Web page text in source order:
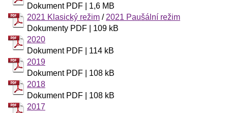
Dokument PDF | 1,6 MB
2021 Klasický režim / 2021 Paušální režim
Dokumenty PDF | 109 kB
2020
Dokument PDF | 114 kB
2019
Dokument PDF | 108 kB
2018
Dokument PDF | 108 kB
2017